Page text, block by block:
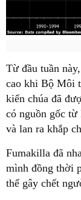
Từ đầu tuần
cao khi Bộ Môi
kiến chúa đã
có nguồn gốc
và lan ra khắp
Fumakilla đã
mình đồng thời
thể gây chết